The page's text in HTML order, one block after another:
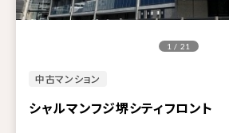
中古マンション
シャルマンフジ堺シティフロント
1 / 21